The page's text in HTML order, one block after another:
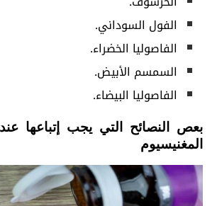
الفول السوداني.
الفاصوليا الخضراء.
السمسم الأبيض.
الفاصوليا البيضاء.
بعص النصائح التي يجب إتباعها
المغنيسيوم